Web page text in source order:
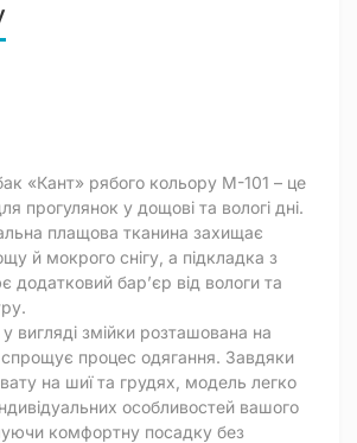
«Кант» рябого кольору M-101 – це
прогулянок у дощові та вологі дні.
плащова тканина захищає
й мокрого снігу, а підкладка з
додатковий бар’єр від вологи та
у вигляді змійки розташована на
процес одягання. Завдяки
на шиї та грудях, модель легко
особливостей вашого
комфортну посадку без